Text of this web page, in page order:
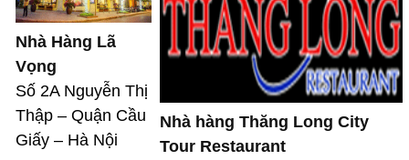
Nhà Hàng Lã
Vọng
Số 2A Nguyễn Thị
Thập – Quận Cầu
Giấy – Hà Nội
Nhà hàng Thăng Long City
Tour Restaurant